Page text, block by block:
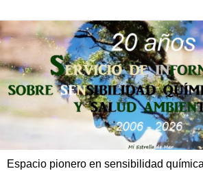
Espacio pionero en sensibilidad